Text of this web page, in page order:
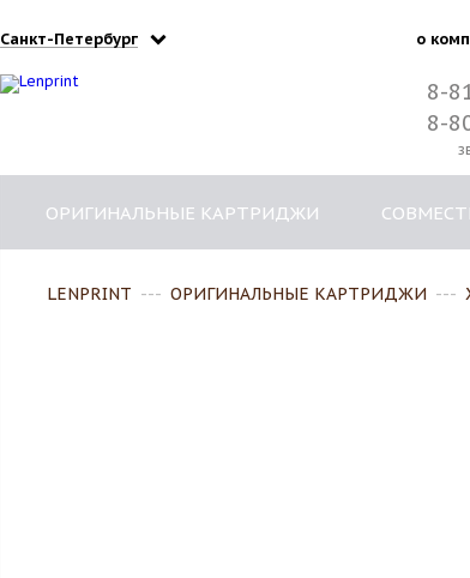
о
Санкт-Петербург
8-
8-
ОРИГИНАЛЬНЫЕ КАРТРИДЖИ
LENPRINT --- ОРИГИНАЛЬНЫЕ КАРТРИДЖИ ---